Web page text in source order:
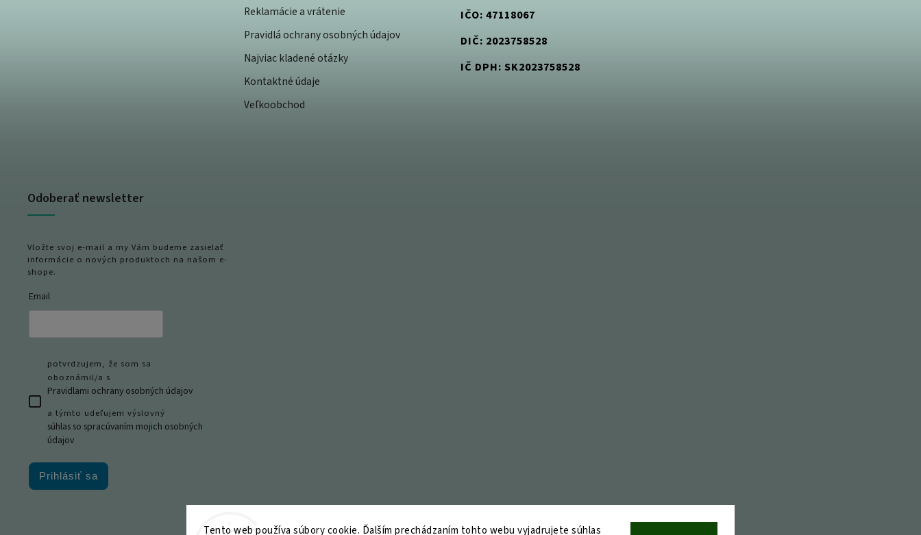
Tento web používa súbory cookie. Ďalším prechádzaním tohto webu vyjadrujete súhlas
Reklamácie a vrátenie
Pravidlá ochrany osobných údajov
Najviac kladené otázky
Kontaktné údaje
Veľkoobchod
IČO: 47118067
DIČ: 2023758528
IČ DPH: SK2023758528
Odoberať newsletter
Vložte svoj e-mail a my Vám budeme zasielať
informácie o nových produktoch na našom e-
shope.
Email
potvrdzujem, že som sa
oboznámil/a s
Pravidlami ochrany osobných údajov
a týmto udeľujem výslovný
súhlas so spracúvaním mojich osobných
údajov
Prihlásiť sa